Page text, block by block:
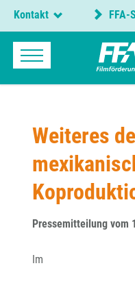
Kontakt FFA-
Weiteres
Pressemitteilung vom
Im